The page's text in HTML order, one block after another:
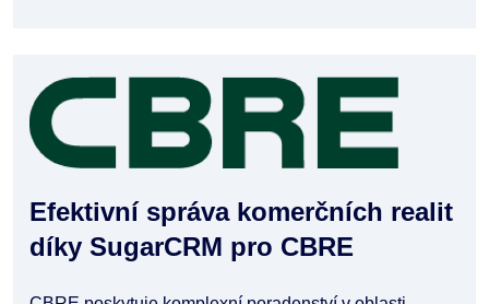
Efektivní správa komerčních realit
díky SugarCRM pro CBRE